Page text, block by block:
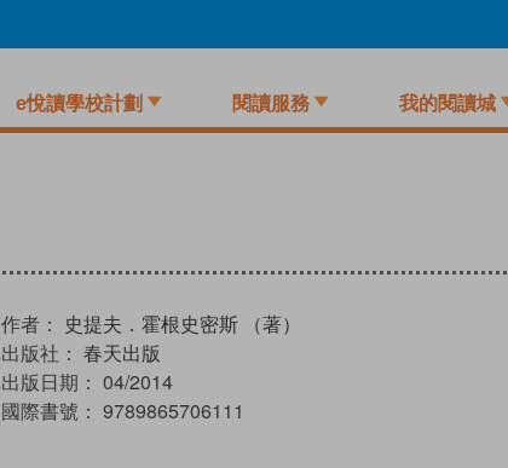
e悅讀學校計劃 閱讀服務 我的閱讀城
作者： 史提夫．霍根史密斯 （著）
出版社： 春天出版
出版日期： 04/2014
國際書號： 9789865706111